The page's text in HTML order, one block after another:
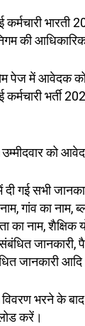
भारती
की
पेज में आवेदक
भर्ती
को
गई सभी
गांव का नाम,
का नाम,
जानकारी,
जानकारी
विवरण भरने के
करें।